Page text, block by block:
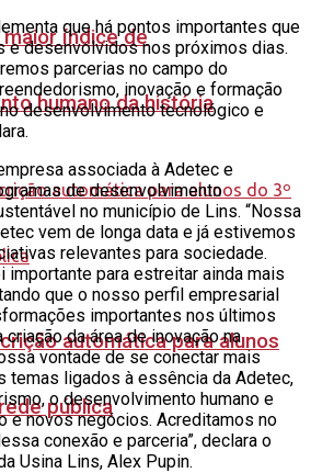
maior índice de
humano da história
automática para alunos
pública
que há pontos importantes que
e desenvolvidos nos próximos dias.
parcerias no campo do
inovação e formação
desenvolvimento tecnológico e
associada à Adetec e
de desenvolvimento
no município de Lins. “Nossa
vem de longa data e já estivemos
relevantes para sociedade.
importante para estreitar ainda mais
que o nosso perfil empresarial
importantes nos últimos
da área de inovação na
vontade de se conectar mais
temas ligados à essência da Adetec,
o desenvolvimento humano e
e novos negócios. Acreditamos no
conexão e parceria”, declara o
Usina Lins, Alex Pupin.